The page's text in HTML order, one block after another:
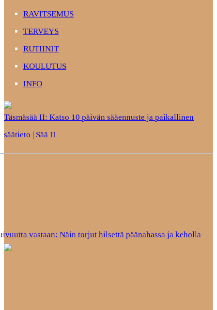
RAVITSEMUS
TERVEYS
RUTIINIT
KOULUTUS
INFO
Täsmäsää II: Katso 10 päivän sääennuste ja paikallinen
säätieto | Sää II
vastaan: Näin torjut hilsettä päänahassa ja keholla